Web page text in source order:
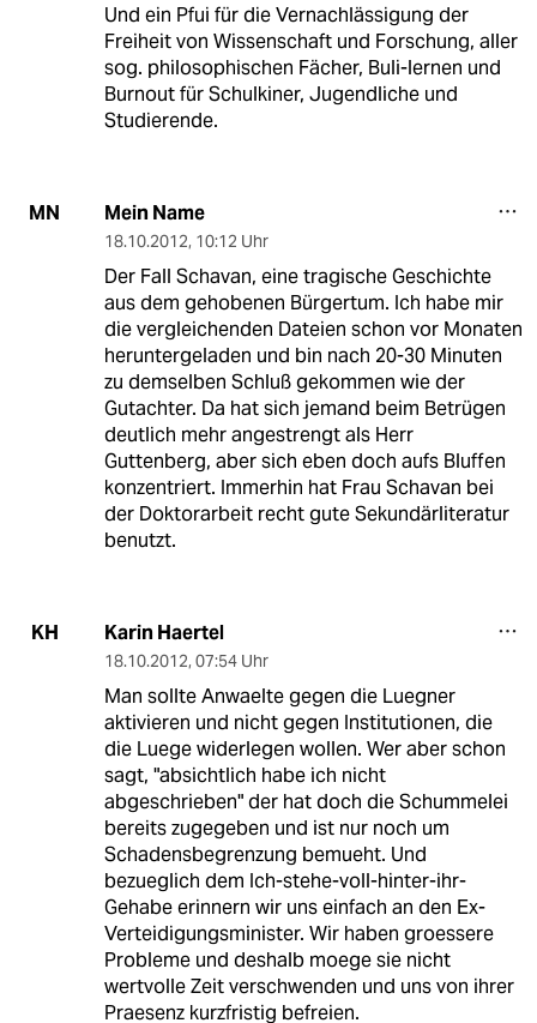
Und ein Pfui für die Vernachlässigung der
Freiheit von Wissenschaft und Forschung, aller
sog. philosophischen Fächer, Buli-lernen und
Burnout für Schulkiner, Jugendliche und
Studierende.
MN Mein Name
18.10.2012, 10:12 Uhr
Der Fall Schavan, eine tragische Geschichte
aus dem gehobenen Bürgertum. Ich habe mir
die vergleichenden Dateien schon vor Monaten
heruntergeladen und bin nach 20-30 Minuten
zu demselben Schluß gekommen wie der
Gutachter. Da hat sich jemand beim Betrügen
deutlich mehr angestrengt als Herr
Guttenberg, aber sich eben doch aufs Bluffen
konzentriert. Immerhin hat Frau Schavan bei
der Doktorarbeit recht gute Sekundärliteratur
benutzt.
KH Karin Haertel
18.10.2012, 07:54 Uhr
Man sollte Anwaelte gegen die Luegner
aktivieren und nicht gegen Institutionen, die
die Luege widerlegen wollen. Wer aber schon
sagt, "absichtlich habe ich nicht
abgeschrieben" der hat doch die Schummelei
bereits zugegeben und ist nur noch um
Schadensbegrenzung bemueht. Und
bezueglich dem Ich-stehe-voll-hinter-ihr-
Gehabe erinnern wir uns einfach an den Ex-
Verteidigungsminister. Wir haben groessere
Probleme und deshalb moege sie nicht
wertvolle Zeit verschwenden und uns von ihrer
Praesenz kurzfristig befreien.